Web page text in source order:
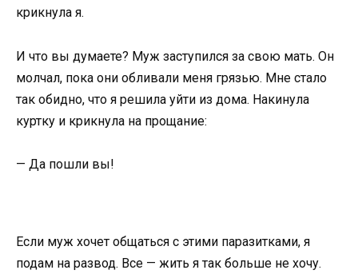
крикнула я.
И что вы думаете? Муж заступился за свою мать. Он
молчал, пока они обливали меня грязью. Мне стало
так обидно, что я решила уйти из дома. Накинула
куртку и крикнула на прощание:
— Да пошли вы!
Если муж хочет общаться с этими паразитками, я
подам на развод. Все — жить я так больше не хочу.